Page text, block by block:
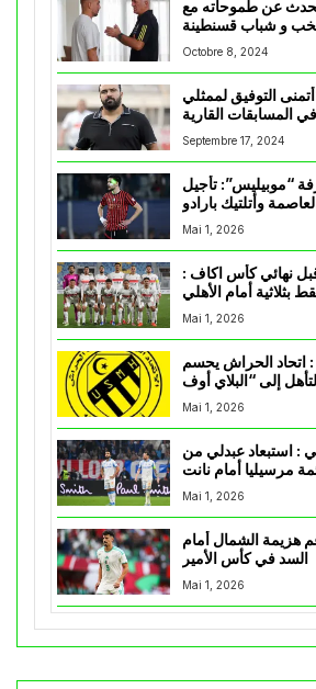
عن طموحاته مع
و شباب قسنطينة
Octobre 8, 2024
التوفيق لممثلي
Septembre 17, 2024
“موبيليس”: تأجيل
وأتلتيك بارادو
Mai 1, 2026
نهائي كأس اكاف :
Mai 1, 2026
: اتحاد الحراش يحسم
Mai 1, 2026
: استبعاد عبدلي من
مرسيليا أمام نانت
Mai 1, 2026
هزيمة الشمال أمام
السد في كأس الأمير
Mai 1, 2026